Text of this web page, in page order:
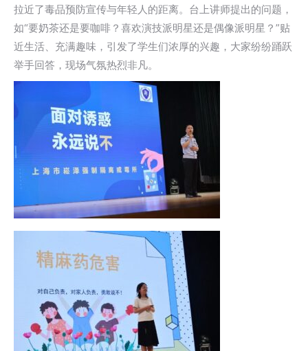
拉近了毒品预防宣传与年轻人的距离。台上讲师提出的问题，
如“要奶茶还是要咖啡？喜欢演技派明星还是偶像派明星？”贴
近生活、充满趣味，引发了学生们浓厚的兴趣，大家纷纷踊跃
举手回答，现场气氛热烈非凡。